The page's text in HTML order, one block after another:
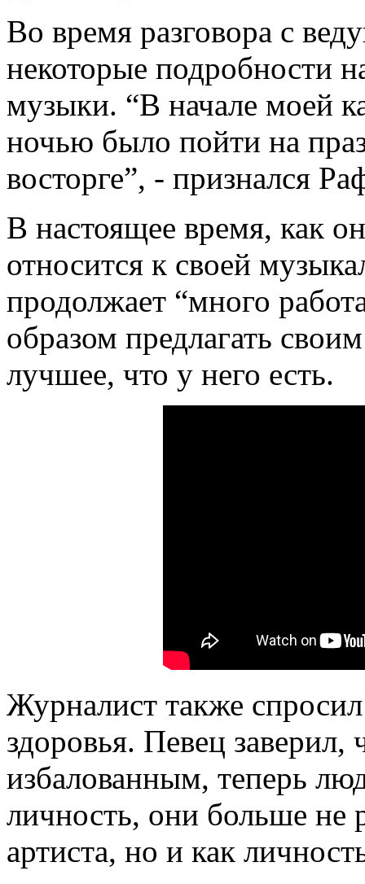
Во время разговора с
некоторые подробности
музыки. “В начале моей
ночью было пойти на
восторге”, - признался
В настоящее время, как
относится к своей
продолжает “много
образом предлагать
лучшее, что у него есть.
Журналист также
здоровья. Певец заверил,
избалованным, теперь
личность, они больше не
артиста, но и как